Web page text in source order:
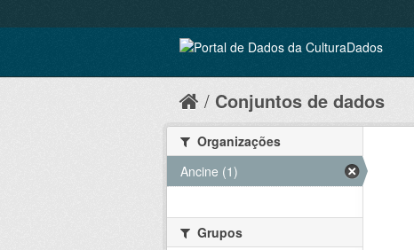
Conjuntos de dados
Organizações
Ancine (1)
Grupos